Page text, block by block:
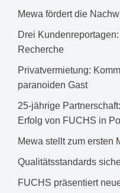
Mewa fördert die
Drei
Recherche
Privatvermietung:
paranoiden Gast
25-jährige
Erfolg von FUCHS in
Mewa stellt zum ersten
Qualitätsstandards
FUCHS präsentiert